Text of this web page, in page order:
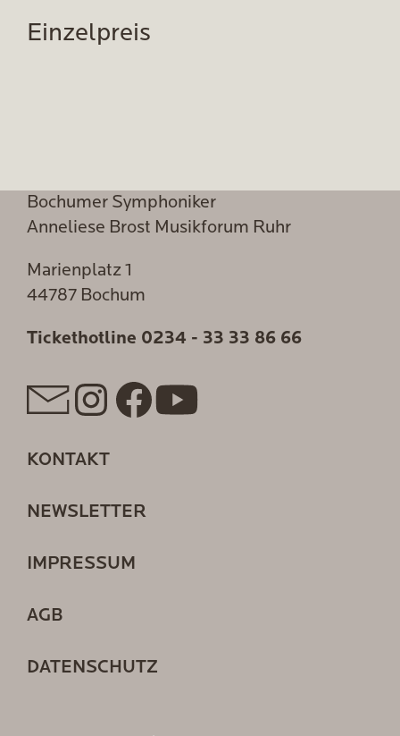
Einzelpreis
Bochumer Symphoniker
Anneliese Brost Musikforum Ruhr
Marienplatz 1
44787 Bochum
Tickethotline 0234 - 33 33 86 66
KONTAKT
NEWSLETTER
IMPRESSUM
AGB
DATENSCHUTZ